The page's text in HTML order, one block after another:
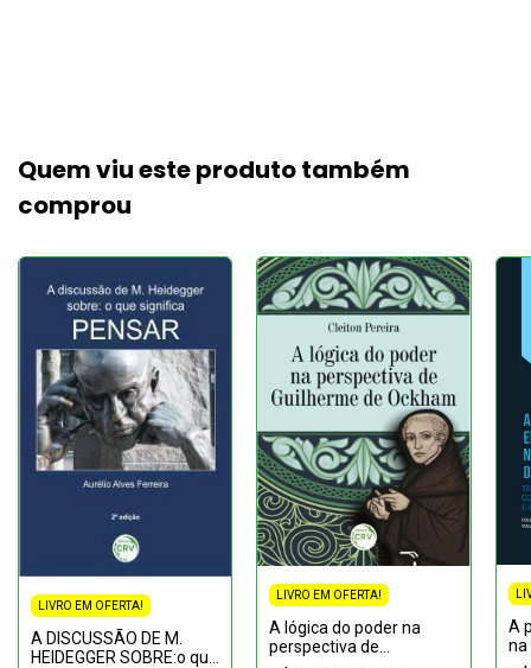
Quem viu este produto também
comprou
LIVRO EM OFERTA!
A DISCUSSÃO DE M.
HEIDEGGER SOBRE:o que
LIVRO EM OFERTA!
A lógica do poder na
perspectiva de
A
na